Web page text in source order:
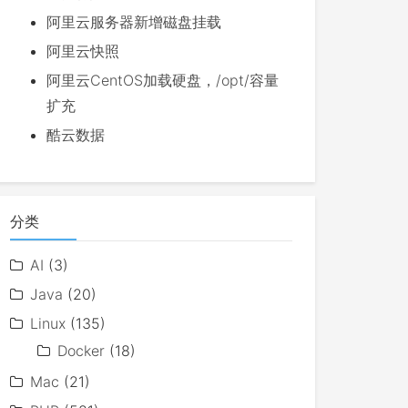
阿里云服务器新增磁盘挂载
阿里云快照
阿里云CentOS加载硬盘，/opt/容量
扩充
酷云数据
分类
AI (3)
Java (20)
Linux (135)
Docker (18)
Mac (21)